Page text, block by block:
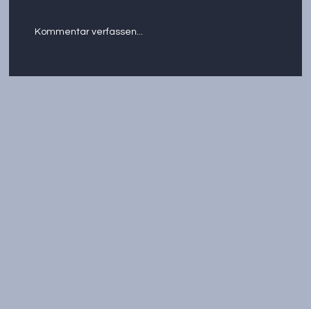
Kommentar verfassen...